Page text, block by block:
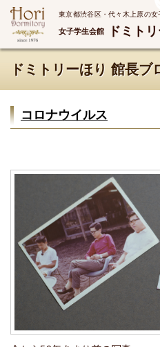
東京都渋谷区・代々木上原の女
女子学生会館 ドミト
ドミトリーほり 館長ブ
コロナウイルス